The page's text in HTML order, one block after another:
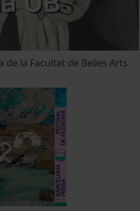
de la Facultat de Belles Arts